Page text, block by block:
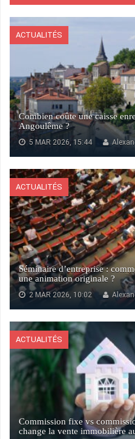
ACTUALITÉS
Combien coûte une caisse
Angoulême ?
5 MAR 2026, 15:44
ACTUALITÉS
Séminaire d’entreprise :
une animation originale ?
2 MAR 2026, 10:02
ACTUALITÉS
Commission fixe vs
change la vente immobilière